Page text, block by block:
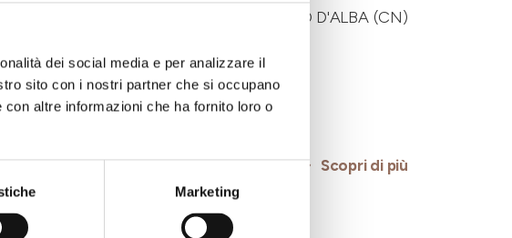
dei social media e per analizzare il
sito con i nostri partner che si occupano
altre informazioni che ha fornito loro o
Marketing
DEGLI ABRUZZI 27/29, CASTELLINALDO D'ALBA (CN)
-ilboscodelletorte@gmail.com
Scopri di più